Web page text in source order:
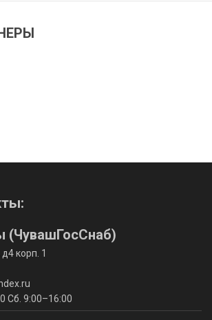
(ЧувашГосСнаб)
корп. 1
Сб. 9:00–16:00